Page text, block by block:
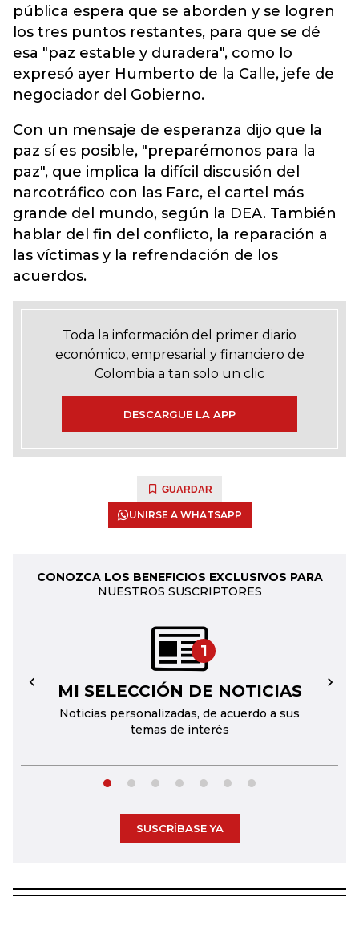
pública espera que se aborden y se logren
los tres puntos restantes, para que se dé
esa "paz estable y duradera", como lo
expresó ayer Humberto de la Calle, jefe de
negociador del Gobierno.
Con un mensaje de esperanza dijo que la
paz sí es posible, "preparémonos para la
paz", que implica la difícil discusión del
narcotráfico con las Farc, el cartel más
grande del mundo, según la DEA. También
hablar del fin del conflicto, la reparación a
las víctimas y la refrendación de los
acuerdos.
Toda la información del primer diario
económico, empresarial y financiero de
Colombia a tan solo un clic
DESCARGUE LA APP
GUARDAR
UNIRSE A WHATSAPP
CONOZCA LOS BENEFICIOS EXCLUSIVOS PARA
NUESTROS SUSCRIPTORES
1
MI SELECCIÓN DE NOTICIAS
Noticias personalizadas, de acuerdo a sus
temas de interés
← →
SUSCRÍBASE YA